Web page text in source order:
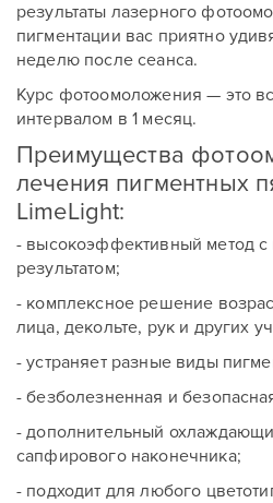
результаты лазерного
пигментации вас приятно
неделю после сеанса.
Курс фотоомоложения — это
интервалом в 1 месяц.
Преимущества
лечения пигментных
LimeLight:
- высокоэффективный метод с
результатом;
- комплексное решение
лица, декольте, рук и других
- устраняет разные виды
- безболезненная и
- дополнительный
сапфирового наконечника;
- подходит для любого